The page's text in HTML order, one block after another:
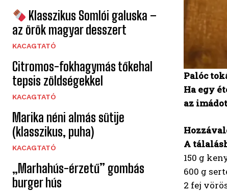
Klasszikus Somlói galuska –
az örök magyar desszert
KACAGTATÓ
Citromos-fokhagymás tőkehal
tepsis zöldségekkel
KACAGTATÓ
Marika néni almás sütije
(klasszikus, puha)
KACAGTATÓ
„Marhahús-érzetű” gombás
burger hús
Palóc
Ha egy
az
A
150 g
600 g
2 fej